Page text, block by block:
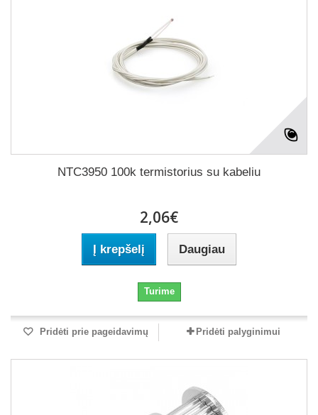
NTC3950 100k termistorius su kabeliu
2,06€
Į krepšelį Daugiau
Turime
Pridėti prie pageidavimų Pridėti palyginimui